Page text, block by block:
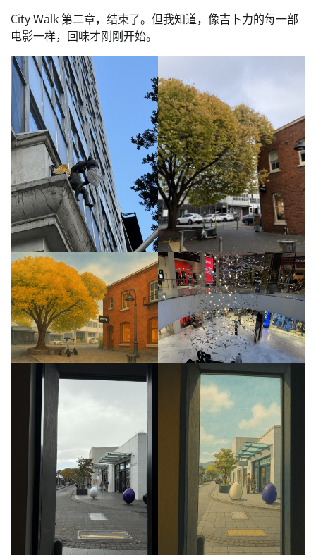
City Walk 第二章，结束了。但我知道，像吉卜力的每一部
电影一样，回味才刚刚开始。